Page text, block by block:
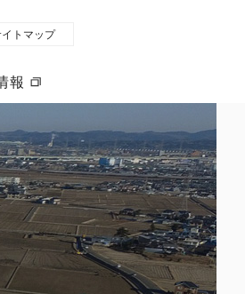
報
トマップ